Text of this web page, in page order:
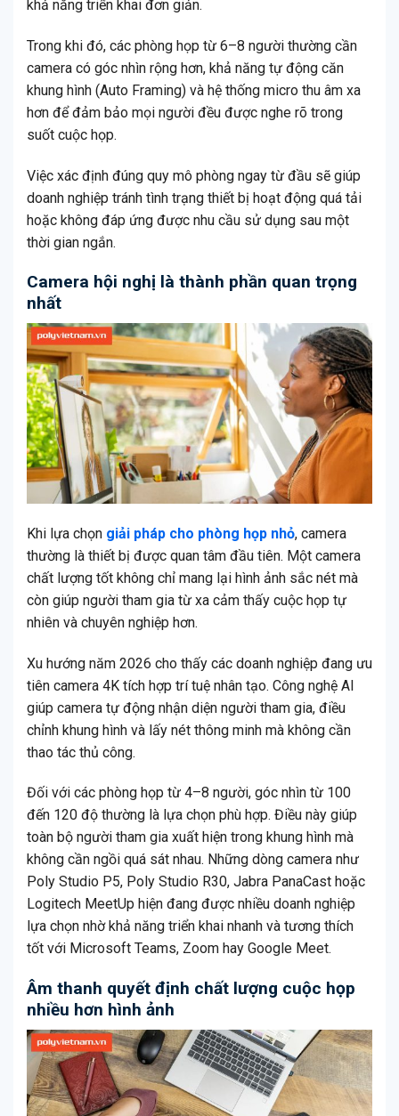
khả năng triển khai đơn giản.
Trong khi đó, các phòng họp từ 6–8 người thường cần
camera có góc nhìn rộng hơn, khả năng tự động căn
khung hình (Auto Framing) và hệ thống micro thu âm xa
hơn để đảm bảo mọi người đều được nghe rõ trong
suốt cuộc họp.
Việc xác định đúng quy mô phòng ngay từ đầu sẽ giúp
doanh nghiệp tránh tình trạng thiết bị hoạt động quá tải
hoặc không đáp ứng được nhu cầu sử dụng sau một
thời gian ngắn.
Camera hội nghị là thành phần quan trọng
nhất
Khi lựa chọn giải pháp cho phòng họp nhỏ, camera
thường là thiết bị được quan tâm đầu tiên. Một camera
chất lượng tốt không chỉ mang lại hình ảnh sắc nét mà
còn giúp người tham gia từ xa cảm thấy cuộc họp tự
nhiên và chuyên nghiệp hơn.
Xu hướng năm 2026 cho thấy các doanh nghiệp đang ưu
tiên camera 4K tích hợp trí tuệ nhân tạo. Công nghệ AI
giúp camera tự động nhận diện người tham gia, điều
chỉnh khung hình và lấy nét thông minh mà không cần
thao tác thủ công.
Đối với các phòng họp từ 4–8 người, góc nhìn từ 100
đến 120 độ thường là lựa chọn phù hợp. Điều này giúp
toàn bộ người tham gia xuất hiện trong khung hình mà
không cần ngồi quá sát nhau. Những dòng camera như
Poly Studio P5, Poly Studio R30, Jabra PanaCast hoặc
Logitech MeetUp hiện đang được nhiều doanh nghiệp
lựa chọn nhờ khả năng triển khai nhanh và tương thích
tốt với Microsoft Teams, Zoom hay Google Meet.
Âm thanh quyết định chất lượng cuộc họp
nhiều hơn hình ảnh